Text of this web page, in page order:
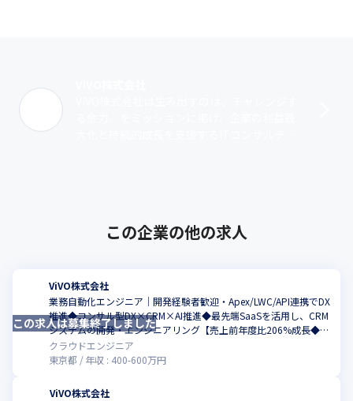
・最適なツール活用の提案：企業の業務にフィットするSaaS導
入・カスタマイズ支援
この企業の他の求人
ViVO株式会社
業務自動化エンジニア｜開発経験者歓迎・Apex/LWC/API連携でDX
推進◆コンサル型DX×CRM×AI推進◆最先端SaaSを活用し、CRM
システムの開発・エンジニアリング【売上前年度比206%成長◆急
成長ベンチャー】
クラウドエンジニア
東京都
年収 : 400-600万円
この求人は募集終了しました
ViVO株式会社